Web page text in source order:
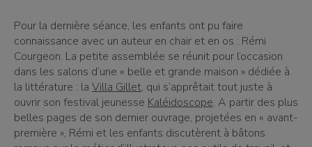
Pour la dernière séance, les enfants ont pu faire
connaissance avec un auteur en chair et en os : Rémi
Courgeon. La petite assemblée se réunit pour l’occasion
dans les salons d’une « belle et grande maison » dédiée à
la littérature : la Villa Gillet, qui s’apprêtait tout juste à
ouvrir son festival jeunesse Kaléidoscope. A partir des plus
belles pages de son dernier ouvrage, projetées en « avant-
première », Rémi et les enfants discutèrent à bâtons